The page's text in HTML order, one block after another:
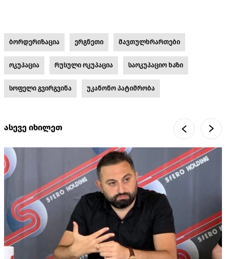
ბორდერიზაცია ერგნეთი მავთულხრართები
ოკუპაცია რუსული ოკუპაცია საოკუპაციო ხაზი
სოფელი გვირგვინა უკანონო პატიმრობა
ასევე იხილეთ